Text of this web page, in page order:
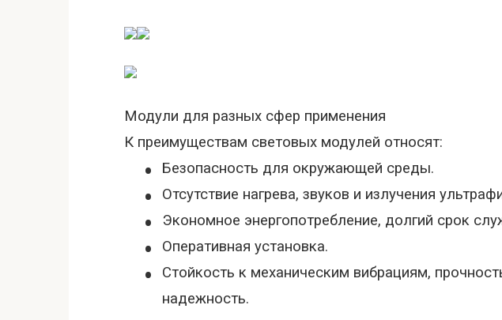
Модули для разных сфер применения
К преимуществам световых модулей относят:
• Безопасность для окружающей среды.
• Отсутствие нагрева, звуков и излучения
• Экономное энергопотребление, долгий срок
• Оперативная установка.
•
Стойкость к механическим вибрациям,
надежность.